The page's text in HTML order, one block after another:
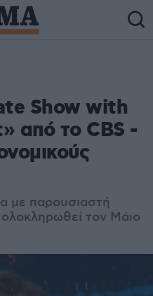
Show with
από το CBS -
με παρουσιαστή
τον Μάιο